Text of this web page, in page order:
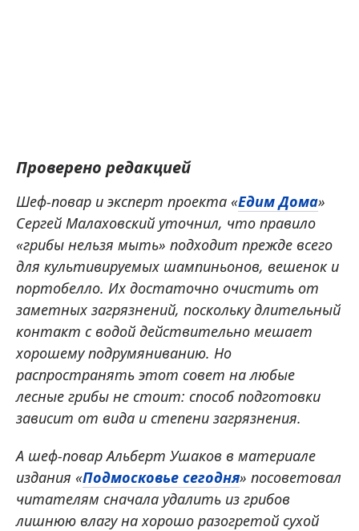
Проверено редакцией
Шеф-повар и эксперт проекта «Едим Дома»
Сергей Малаховский уточнил, что правило
«грибы нельзя мыть» подходит прежде всего
для культивируемых шампиньонов, вешенок и
портобелло. Их достаточно очистить от
заметных загрязнений, поскольку длительный
контакт с водой действительно мешает
хорошему подрумяниванию. Но
распространять этот совет на любые
лесные грибы не стоит: способ подготовки
зависит от вида и степени загрязнения.
А шеф-повар Альберт Ушаков в материале
издания «Подмосковье сегодня» посоветовал
читателям сначала удалить из грибов
лишнюю влагу на хорошо разогретой сухой